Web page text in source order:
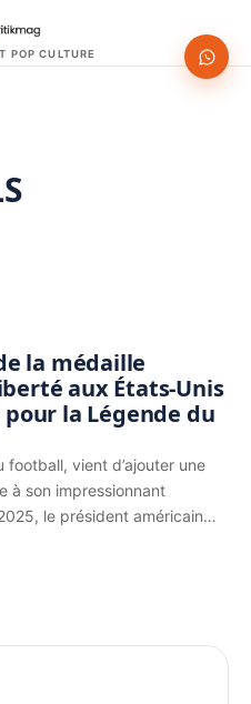
POP CULTURE
la médaille
aux États-Unis
la Légende du
football, vient d’ajouter une
à son impressionnant
le président américain…